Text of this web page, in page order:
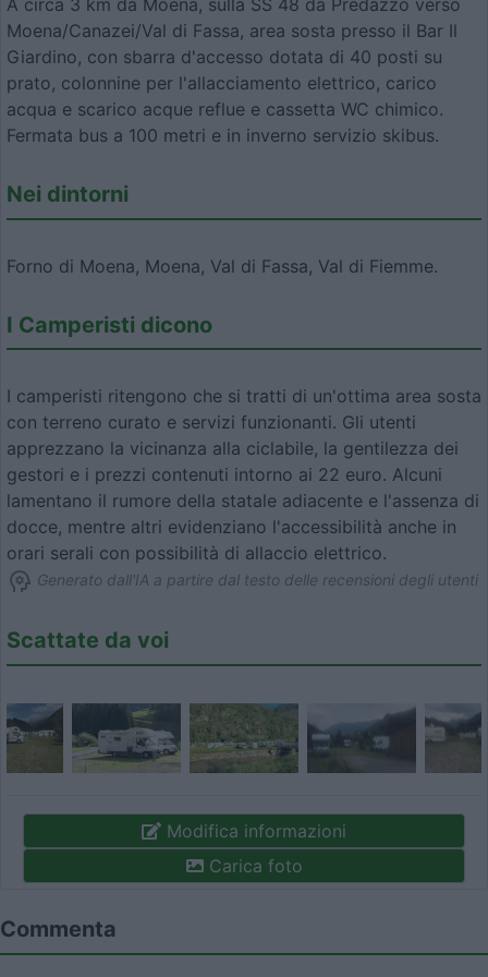
A circa 3 km da Moena, sulla SS 48 da Predazzo verso
Moena/Canazei/Val di Fassa, area sosta presso il Bar Il
Giardino, con sbarra d'accesso dotata di 40 posti su
prato, colonnine per l'allacciamento elettrico, carico
acqua e scarico acque reflue e cassetta WC chimico.
Fermata bus a 100 metri e in inverno servizio skibus.
Nei dintorni
Forno di Moena, Moena, Val di Fassa, Val di Fiemme.
I Camperisti dicono
I camperisti ritengono che si tratti di un'ottima area sosta
con terreno curato e servizi funzionanti. Gli utenti
apprezzano la vicinanza alla ciclabile, la gentilezza dei
gestori e i prezzi contenuti intorno ai 22 euro. Alcuni
lamentano il rumore della statale adiacente e l'assenza di
docce, mentre altri evidenziano l'accessibilità anche in
orari serali con possibilità di allaccio elettrico.
Generato dall'IA a partire dal testo delle recensioni degli utenti
Scattate da voi
Modifica informazioni
Carica foto
Commenta